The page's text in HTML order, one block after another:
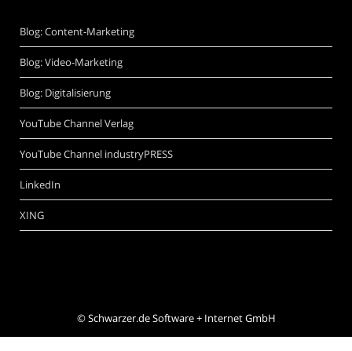
Blog: Content-Marketing
Blog: Video-Marketing
Blog: Digitalisierung
YouTube Channel Verlag
YouTube Channel industryPRESS
LinkedIn
XING
©Schwarzer.de Software + Internet GmbH